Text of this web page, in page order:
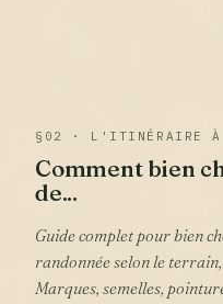
§02 · L'ITINÉRAIRE À
Comment bien
de...
Guide complet pour bien choisir ses chaussures de
randonnée selon le
Marques, semelles,